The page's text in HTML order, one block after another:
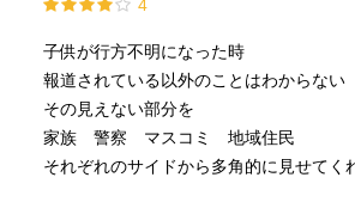
最高の作品。次作もあるらしいので明
と思う。
4
子供が行方不明になった時
報道されている以外のことはわからない
その見えない部分を
家族 警察 マスコミ 地域住民
それぞれのサイドから多角的に見せてく